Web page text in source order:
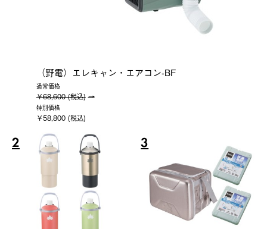
（野電）エレキャン・エアコン-BF
通常価格
￥68,600 (税込)
特別価格
￥58,800 (税込)
2 3